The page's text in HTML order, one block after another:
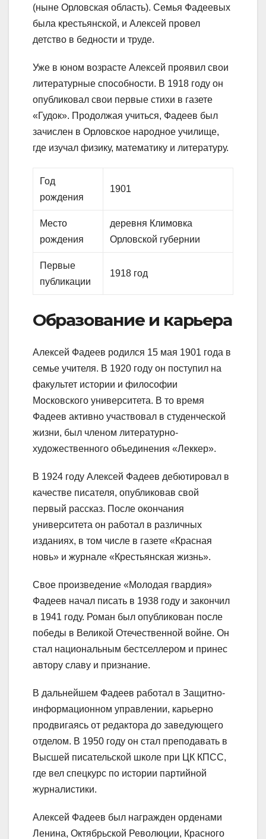
(ныне Орловская область). Семья Фадеевых
была крестьянской, и Алексей провел
детство в бедности и труде.
Уже в юном возрасте Алексей проявил свои
литературные способности. В 1918 году он
опубликовал свои первые стихи в газете
«Гудок». Продолжая учиться, Фадеев был
зачислен в Орловское народное училище,
где изучал физику, математику и литературу.
Год
рождения
1901
Место
рождения
деревня Климовка
Орловской губернии
Первые
публикации
1918 год
Образование и карьера
Алексей Фадеев родился 15 мая 1901 года в
семье учителя. В 1920 году он поступил на
факультет истории и философии
Московского университета. В то время
Фадеев активно участвовал в студенческой
жизни, был членом литературно-
художественного объединения «Леккер».
В 1924 году Алексей Фадеев дебютировал в
качестве писателя, опубликовав свой
первый рассказ. После окончания
университета он работал в различных
изданиях, в том числе в газете «Красная
новь» и журнале «Крестьянская жизнь».
Свое произведение «Молодая гвардия»
Фадеев начал писать в 1938 году и закончил
в 1941 году. Роман был опубликован после
победы в Великой Отечественной войне. Он
стал национальным бестселлером и принес
автору славу и признание.
В дальнейшем Фадеев работал в Защитно-
информационном управлении, карьерно
продвигаясь от редактора до заведующего
отделом. В 1950 году он стал преподавать в
Высшей писательской школе при ЦК КПСС,
где вел спецкурс по истории партийной
журналистики.
Алексей Фадеев был награжден орденами
Ленина, Октябрьской Революции, Красного